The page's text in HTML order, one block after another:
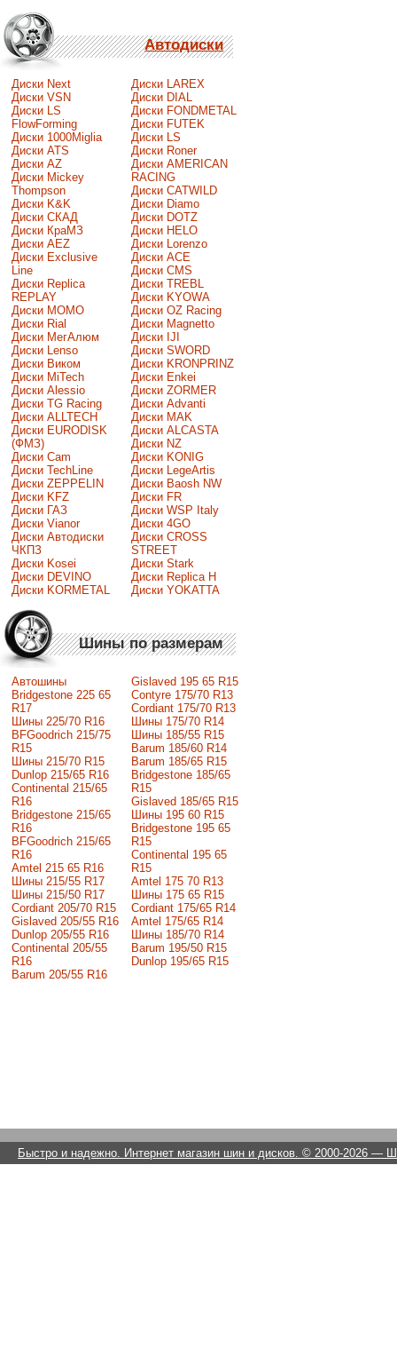
Автодиски
Диски Next
Диски VSN
Диски LS
FlowForming
Диски 1000Miglia
Диски ATS
Диски AZ
Диски Mickey
Thompson
Диски K&K
Диски СКАД
Диски КраМЗ
Диски AEZ
Диски Exclusive
Line
Диски Replica
REPLAY
Диски MOMO
Диски Rial
Диски МегАлюм
Диски Lenso
Диски Виком
Диски MiTech
Диски Alessio
Диски TG Racing
Диски ALLTECH
Диски EURODISK
(ФМЗ)
Диски Cam
Диски TechLine
Диски ZEPPELIN
Диски KFZ
Диски ГАЗ
Диски Vianor
Диски Автодиски
ЧКПЗ
Диски Kosei
Диски DEVINO
Диски KORMETAL
Диски LAREX
Диски DIAL
Диски FONDMETAL
Диски FUTEK
Диски LS
Диски Roner
Диски AMERICAN
RACING
Диски CATWILD
Диски Diamo
Диски DOTZ
Диски HELO
Диски Lorenzo
Диски ACE
Диски CMS
Диски TREBL
Диски KYOWA
Диски OZ Racing
Диски Magnetto
Диски IJI
Диски SWORD
Диски KRONPRINZ
Диски Enkei
Диски ZORMER
Диски Advanti
Диски MAK
Диски ALCASTA
Диски NZ
Диски KONIG
Диски LegeArtis
Диски Baosh NW
Диски FR
Диски WSP Italy
Диски 4GO
Диски CROSS
STREET
Диски Stark
Диски Replica H
Диски YOKATTA
Шины по размерам
Автошины
Bridgestone 225 65
R17
Шины 225/70 R16
BFGoodrich 215/75
R15
Шины 215/70 R15
Dunlop 215/65 R16
Continental 215/65
R16
Bridgestone 215/65
R16
BFGoodrich 215/65
R16
Amtel 215 65 R16
Шины 215/55 R17
Шины 215/50 R17
Сordiant 205/70 R15
Gislaved 205/55 R16
Dunlop 205/55 R16
Continental 205/55
R16
Barum 205/55 R16
Gislaved 195 65 R15
Contyre 175/70 R13
Cordiant 175/70 R13
Шины 175/70 R14
Шины 185/55 R15
Barum 185/60 R14
Barum 185/65 R15
Bridgestone 185/65
R15
Gislaved 185/65 R15
Шины 195 60 R15
Bridgestone 195 65
R15
Continental 195 65
R15
Amtel 175 70 R13
Шины 175 65 R15
Cordiant 175/65 R14
Amtel 175/65 R14
Шины 185/70 R14
Barum 195/50 R15
Dunlop 195/65 R15
Быстро и надежно. Интернет магазин шин и дисков. © 2000-2026 —